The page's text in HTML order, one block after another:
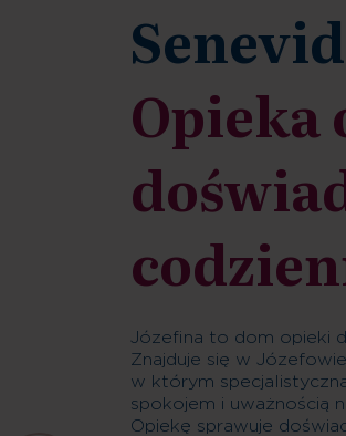
Opieka
Józefina to dom opieki
Znajduje się w
w którym
spokojem i uważnością
Opiekę sprawuje